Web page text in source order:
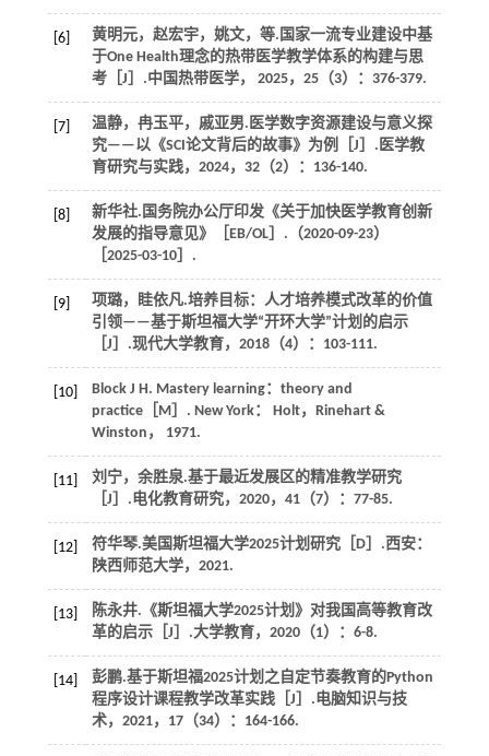
[6] 黄明元，赵宏宇，姚文， 等.国家一流专业建设中基
于One Health理念的热带医学教学体系的构建与思
考［J］.中国热带医学， 2025， 25（3）：376-379.
[7]
温静，冉玉平，戚亚男.医学数字资源建设与意义探
究——以《SCI论文背后的故事》为例［J］. 医学教
育研究与实践， 2024， 32（2）：136-140.
[8]
新华社.国务院办公厅印发《关于加快医学教育创新
发展的指导意见》［EB/OL］.（2020-09-23）
［2025-03-10］.
[9]
项璐，眭依凡.培养目标：人才培养模式改革的价值
引领——基于斯坦福大学“开环大学”计划的启示
［J］.现代大学教育， 2018（4）：103-111.
[10] Block J H. Mastery learning：theory and
practice［M］. New York： Holt，Rinehart &
Winston， 1971.
[11]
刘宁，余胜泉.基于最近发展区的精准教学研究
［J］.电化教育研究， 2020， 41（7）：77-85.
[12]
符华琴.美国斯坦福大学2025计划研究［D］.西安：
陕西师范大学， 2021.
[13]
陈永井.《斯坦福大学2025计划》对我国高等教育改
革的启示［J］.大学教育， 2020（1）：6-8.
[14]
彭鹏.基于斯坦福2025计划之自定节奏教育的Python
程序设计课程教学改革实践［J］.电脑知识与技
术， 2021， 17（34）：164-166.